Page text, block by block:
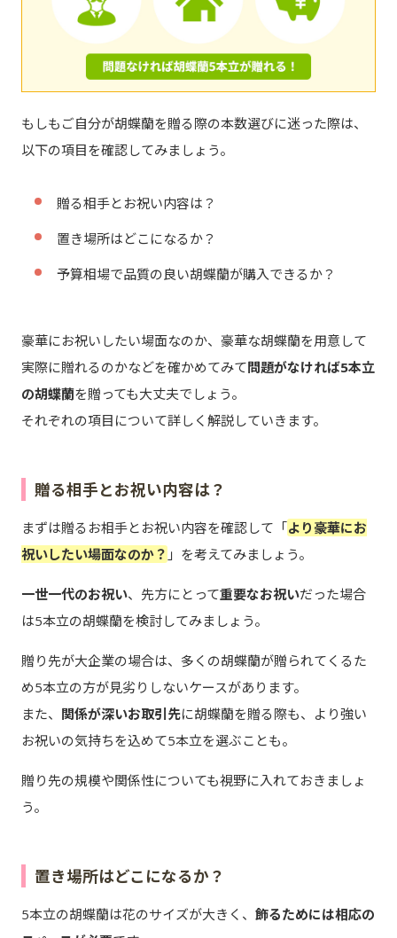
もしもご自分が胡蝶蘭を贈る際の本数選びに迷った際は、
以下の項目を確認してみましょう。
贈る相手とお祝い内容は？
置き場所はどこになるか？
予算相場で品質の良い胡蝶蘭が購入できるか？
豪華にお祝いしたい場面なのか、豪華な胡蝶蘭を用意して
実際に贈れるのかなどを確かめてみて問題がなければ5本立
の胡蝶蘭を贈っても大丈夫でしょう。
それぞれの項目について詳しく解説していきます。
贈る相手とお祝い内容は？
まずは贈るお相手とお祝い内容を確認して「より豪華にお
祝いしたい場面なのか？ 」を考えてみましょう。
一世一代のお祝い、先方にとって重要なお祝いだった場合
は5本立の胡蝶蘭を検討してみましょう。
贈り先が大企業の場合は、多くの胡蝶蘭が贈られてくるた
め5本立の方が見劣りしないケースがあります。
また、 関係が深いお取引先に胡蝶蘭を贈る際も、より強い
お祝いの気持ちを込めて5本立を選ぶことも。
贈り先の規模や関係性についても視野に入れておきましょ
う。
置き場所はどこになるか？
5本立の胡蝶蘭は花のサイズが大きく、 飾るためには相応の